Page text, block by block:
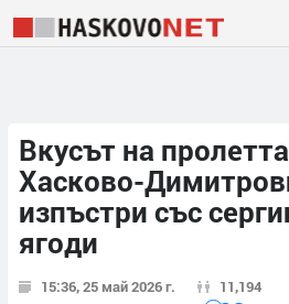
Вкусът на
Хасково-
изпъстри със
ягоди
15:36, 25 май 2026 г. 11,194